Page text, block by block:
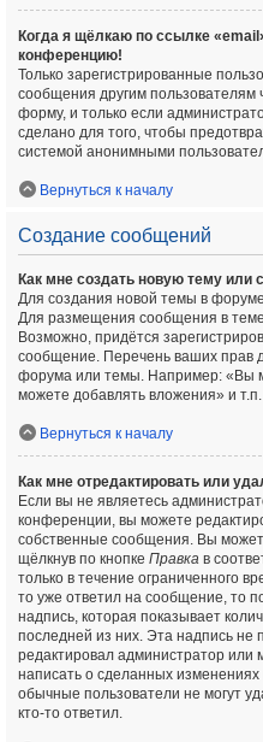
Когда я щёлкаю по ссылке
конференцию!
Только зарегистрированные
сообщения другим
форму, и только если
сделано для того, чтобы
системой анонимными
Вернуться к началу
Создание сообщений
Как мне создать новую тему или
Для создания новой темы в
Для размещения сообщения в
Возможно, придётся
сообщение. Перечень ваших прав
форума или темы. Например: «Вы
можете добавлять вложения» и т.п.
Вернуться к началу
Как мне отредактировать или
Если вы не являетесь
конференции, вы можете
собственные сообщения. Вы
щёлкнув по кнопке Правка в
только в течение ограниченного
то уже ответил на сообщение, то
надпись, которая показывает
последней из них. Эта надпись не
редактировал администратор или
написать о сделанных
обычные пользователи не могут
кто-то ответил.